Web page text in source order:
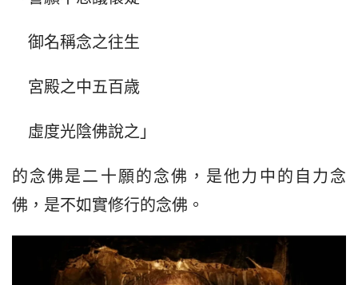
御名稱念之往生
宮殿之中五百歳
虛度光陰佛說之」
的念佛是二十願的念佛，是他力中的自力念
佛，是不如實修行的念佛。